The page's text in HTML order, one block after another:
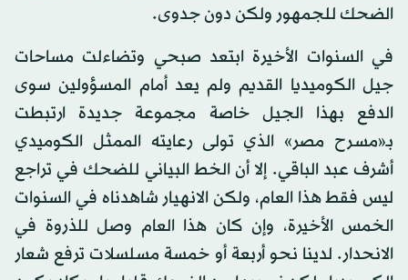
الضحك للجمهور ولكن دون جدوى.
في السنوات الأخيرة ابتعد صبحي وتضاءلت مساحات
جيل الكوميديا القديم ولم يعد أمام المسؤولين سوى
الدفع بهذا الجيل خاصة مجموعة جديدة ارتبطت
بـ«مسرح مصر» الذي تولى رعايته الممثل الكوميدي
أشرف عبد الباقي. إلا أن الخط البياني للضحك في تراجع
ليس فقط هذا العام، ولكن الانهيار شاهدناه في السنوات
الخمس الأخيرة، وإن كان هذا العام وصل للذروة في
الانحدار. لدينا نحو أربعة أو خمسة مسلسلات ترفع شعار